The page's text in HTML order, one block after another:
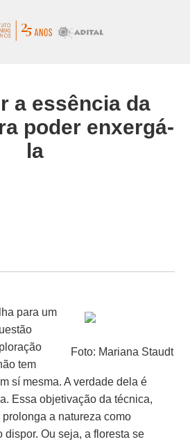
a essência da
poder enxergá-
la
Foto: Mariana Staudt
para um
tem
sí mesma. A verdade dela é
Essa objetivação da técnica,
a natureza como
dispor. Ou seja, a floresta se